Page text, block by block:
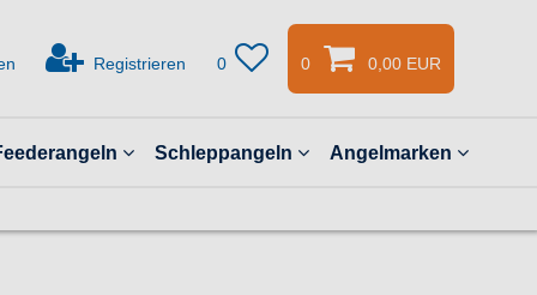
Registrieren 0 0 0,00 EUR
Schleppangeln Angelmarken